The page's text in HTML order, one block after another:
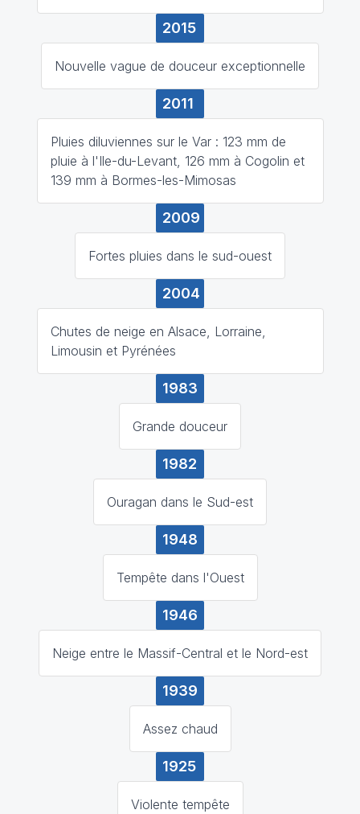
2015
Nouvelle vague de douceur exceptionnelle
2011
Pluies diluviennes sur le Var : 123 mm de
pluie à l'Ile-du-Levant, 126 mm à Cogolin et
139 mm à Bormes-les-Mimosas
2009
Fortes pluies dans le sud-ouest
2004
Chutes de neige en Alsace, Lorraine,
Limousin et Pyrénées
1983
Grande douceur
1982
Ouragan dans le Sud-est
1948
Tempête dans l'Ouest
1946
Neige entre le Massif-Central et le Nord-est
1939
Assez chaud
1925
Violente tempête